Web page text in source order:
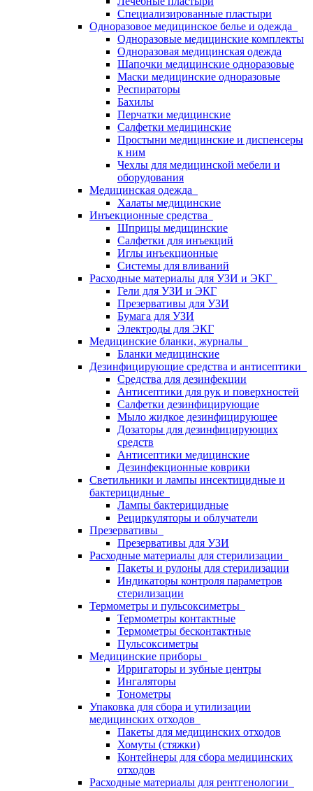
Специализированные пластыри
Одноразовое медицинское белье и одежда
Одноразовые медицинские комплекты
Одноразовая медицинская одежда
Шапочки медицинские одноразовые
Маски медицинские одноразовые
Респираторы
Бахилы
Перчатки медицинские
Салфетки медицинские
Простыни медицинские и диспенсеры
к ним
Чехлы для медицинской мебели и
оборудования
Медицинская одежда
Халаты медицинские
Инъекционные средства
Шприцы медицинские
Салфетки для инъекций
Иглы инъекционные
Системы для вливаний
Расходные материалы для УЗИ и ЭКГ
Гели для УЗИ и ЭКГ
Презервативы для УЗИ
Бумага для УЗИ
Электроды для ЭКГ
Медицинские бланки, журналы
Бланки медицинские
Дезинфицирующие средства и антисептики
Средства для дезинфекции
Антисептики для рук и поверхностей
Салфетки дезинфицирующие
Мыло жидкое дезинфицирующее
Дозаторы для дезинфицирующих
средств
Антисептики медицинские
Дезинфекционные коврики
Светильники и лампы инсектицидные и
бактерицидные
Лампы бактерицидные
Рециркуляторы и облучатели
Презервативы
Презервативы для УЗИ
Расходные материалы для стерилизации
Пакеты и рулоны для стерилизации
Индикаторы контроля параметров
стерилизации
Термометры и пульсоксиметры
Термометры контактные
Термометры бесконтактные
Пульсоксиметры
Медицинские приборы
Ирригаторы и зубные центры
Ингаляторы
Тонометры
Упаковка для сбора и утилизации
медицинских отходов
Пакеты для медицинских отходов
Хомуты (стяжки)
Контейнеры для сбора медицинских
отходов
Расходные материалы для рентгенологии